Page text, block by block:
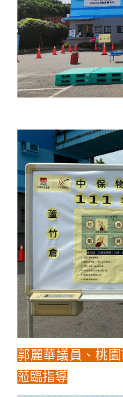
郭麗華議員、桃
蒞臨指導